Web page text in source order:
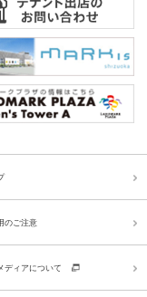
のご注意
ディアについて